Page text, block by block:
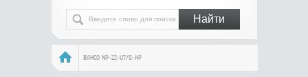
BAHCO NP-22-U7/8-HP